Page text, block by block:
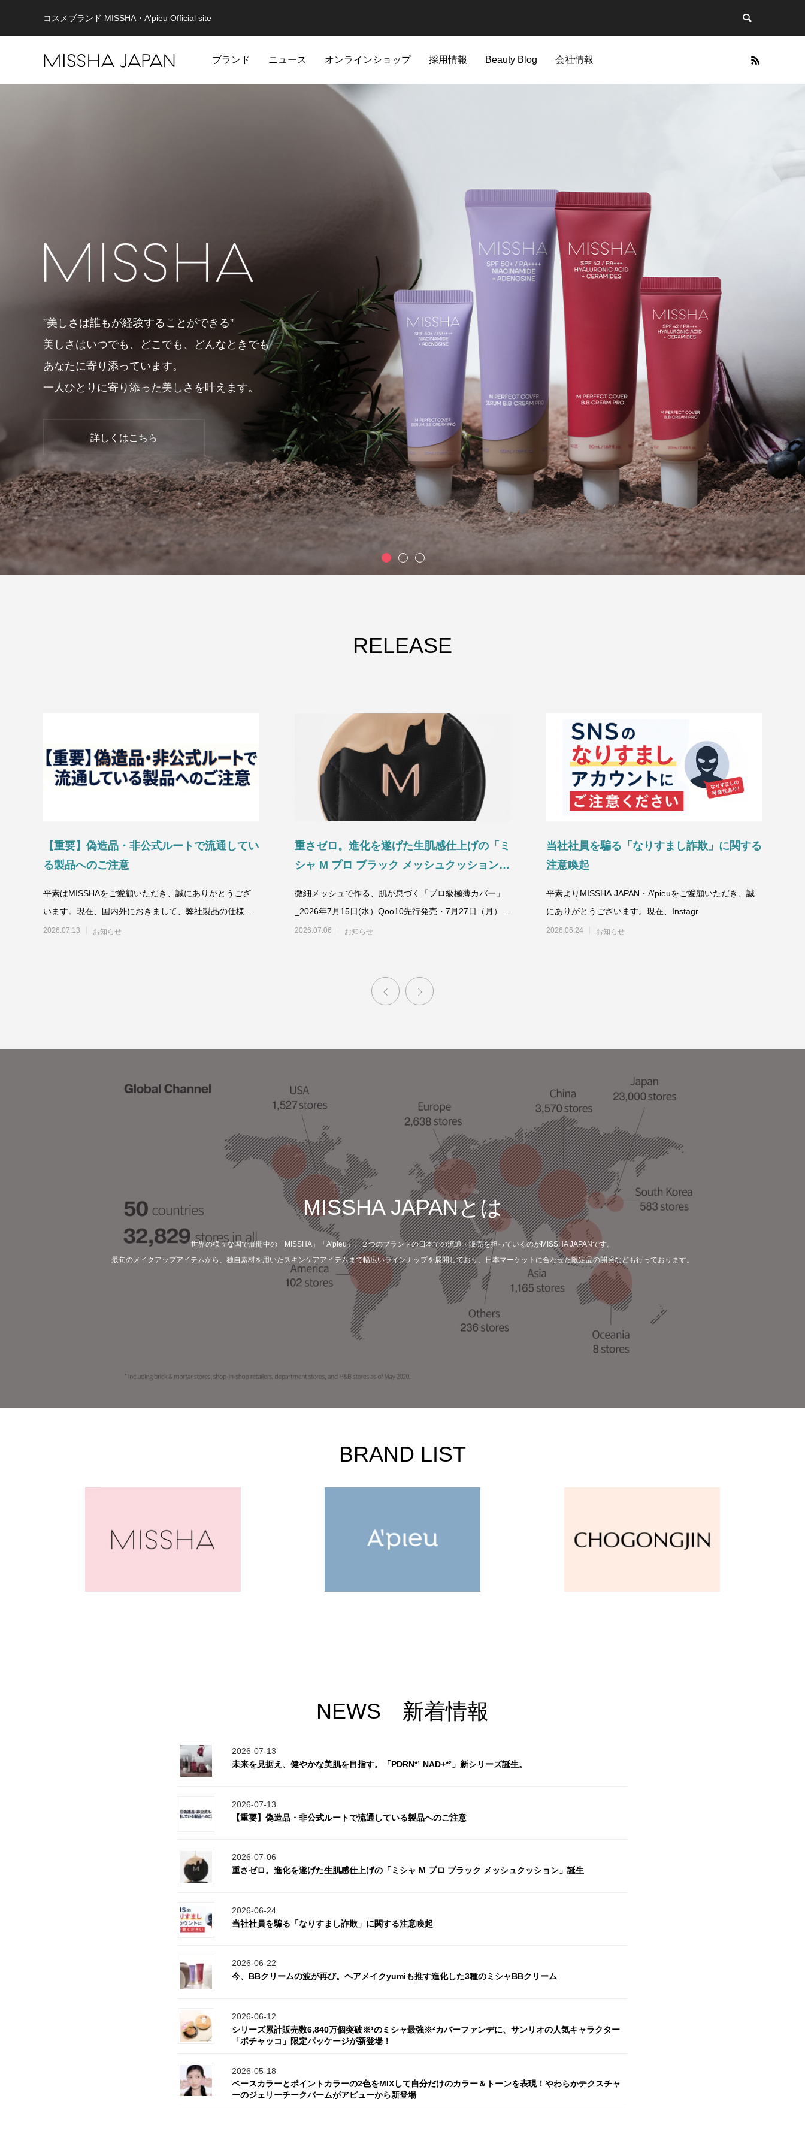
コスメブランド MISSHA・A'pieu Official site
ブランド ニュース オンラインショップ 採用情報 Beauty Blog 会社情報
MISSHA
MISSHA商品一覧
CHOGONGJIN
CHOGONGJIN商品一覧 Cellapy商品一覧
未来を見据え、健やかな美肌を目指す。
「PDRN*¹ NAD+*²」新シリーズ誕生。
重さゼロ。進化を遂げた生肌感仕上げの
「ミシャ M プロ ブラック メッシュクッシ
当社社員を騙る「なりすまし詐欺」に関す
る注意喚起
2026.06.24
今、BBクリームの波が再び。ヘアメイク
yumiも推す進化した3種のミシャBBクリー
”美しさは誰もが経験することができる”
美しさはいつでも、どこでも、どんなときでも
あなたに寄り添っています。
一人ひとりに寄り添った美しさを叶えます。
詳しくはこちら
RELEASE
【重要】偽造品・非公式ルートで流通してい
る製品へのご注意
平素はMISSHAをご愛顧いただき、誠にありがとうござ
います。現在、国内外におきまして、弊社製品の仕様や
パッケ
2026.07.13 お知らせ
重さゼロ。進化を遂げた生肌感仕上げの「ミ
シャ M プロ ブラック メッシュクッション」
微細メッシュで作る、肌が息づく「プロ級極薄カバー」
_2026年7月15日(水）Qoo10先行発売・7月27日（月）全
国
2026.07.06 お知らせ
当社社員を騙る「なりすまし詐欺」に関する
注意喚起
平素よりMISSHA JAPAN・A’pieuをご愛顧いただき、誠
にありがとうございます。現在、Instagr
2026.06.24 お知らせ
MISSHA JAPANとは
世界の様々な国で展開中の「MISSHA」「A'pieu」。２つのブランドの日本での流通・販売を担っているのがMISSHA JAPANです。
最旬のメイクアップアイテムから、独自素材を用いたスキンケアアイテムまで幅広いラインナップを展開しており、日本マーケットに合わせた限定品の開発なども行っております。
BRAND LIST
NEWS 新着情報
未来を見据え、健やかな美肌を目指す。「PDRN*¹ NAD+*²」新シリーズ誕生。
2026-07-13
【重要】偽造品・非公式ルートで流通している製品へのご注意
2026-07-13
重さゼロ。進化を遂げた生肌感仕上げの「ミシャ M プロ ブラック メッシュクッション」誕生
2026-07-06
当社社員を騙る「なりすまし詐欺」に関する注意喚起
2026-06-24
今、BBクリームの波が再び。ヘアメイクyumiも推す進化した3種のミシャBBクリーム
2026-06-22
シリーズ累計販売数6,840万個突破※¹のミシャ最強※²カバーファンデに、サンリオの人気キャラクター
「ポチャッコ」限定パッケージが新登場！
2026-06-12
ベースカラーとポイントカラーの2色をMIXして自分だけのカラー＆トーンを表現！やわらかテクスチャ
ーのジェリーチークバームがアピューから新登場
2026-05-18